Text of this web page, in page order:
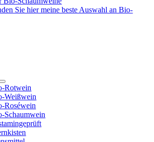
Sie hier meine beste Auswahl an Bio-
Rotwein
Weißwein
Roséwein
Schaumwein